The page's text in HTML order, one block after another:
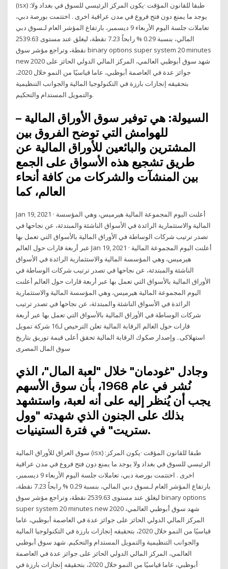
(isx) :طبقا للقانون المؤقت ·يكون المركز الرئيسي للسوق في بغداد ولا
يوجد ما يمنع دون فتح فروع في مدن عراقية اخرى . اختتمت بورصة دبي،
تعاملات جلسة اليوم الأربعاء 9 ديسمبر، بارتفاع المؤشر العام لـسوق دبي
المالي، بنسبة 0.29 % رابحاً 7.23 نقطة، ليغلق عند مستوى 2539.63
نقطة، وتراجع مؤشر سوق binary options super system 20 minutes
new 2020 شهد سوق أبوظبي العالمي، المركز المالي الدولي الحائز على
جوائز عدة في العاصمة أبوظبي، عاما قياسيًا من النمو خلال 2020،
بتحقيقه إنجازات بارزة في التكنولوجيا المالية والجوانب التنظيمية
والتمويل المستدام والتحكيم.
– السيولة: هي توفير سوق الأوراق المالية
للهوامش التي توضح الفروق بين
المشترين والبائعين للأوراق المالية عن
طريق تشجيع هذه الأسواق على الجمع
بين المنشآت والشركات من كافة أنحاء
العالم، كما
Jan 19, 2021 · أعلنت اليوم المجموعة المالية هيرميس، وهي المؤسسة
المالية والاستثمارية الرائدة في الأسواق الناشئة والمبتدئة، عن نجاحها في
تصدر ترتيب شركات الوساطة في الأوراق المالية بالأسواق التي تعمل بها
عبر أربعة قارات حول العالم Jan 19, 2021 · أعلنت اليوم المجموعة المالية
هيرميس، وهي المؤسسة المالية والاستثمارية الرائدة في الأسواق
الناشئة والمبتدئة، عن نجاحها في تصدر ترتيب شركات الوساطة في
الأوراق المالية بالأسواق التي تعمل بها عبر أربعة قارات حول العالم أعلنت
اليوم المجموعة المالية هيرميس، وهي المؤسسة المالية والاستثمارية
الرائدة في الأسواق الناشئة والمبتدئة، عن نجاحها في تصدر ترتيب
شركات الوساطة في الأوراق المالية بالأسواق التي تعمل بها عبر أربعة
قارات حول العالم الرقابة المالية تعلن الترخيص لـ16 شركة تمويل
استهلاكى.. وإصدار صكوك الرقابة المالية تحقق أعلى قيمة توريق بتاريخ
سوق المال المصرى
وجادل "غودمان" خلال "لعبة المال"، الذي
نُشر في عام 1968، بأن سوق الأسهم
يجب أن يُنظر إليه على أنه لعبة، واستشهد
بذلك على الجنون الذي شهدته "وول
ستريت" في فترة الستينيات.
سوق العراق للأوراق المالية (isx) :طبقا للقانون المؤقت ·يكون المركز
الرئيسي للسوق في بغداد ولا يوجد ما يمنع دون فتح فروع في مدن عراقية
اخرى . اختتمت بورصة دبي، تعاملات جلسة اليوم الأربعاء 9 ديسمبر،
بارتفاع المؤشر العام لـسوق دبي المالي، بنسبة 0.29 % رابحاً 7.23 نقطة،
ليغلق عند مستوى 2539.63 نقطة، وتراجع مؤشر سوق binary options
super system 20 minutes new 2020 شهد سوق أبوظبي العالمي،
المركز المالي الدولي الحائز على جوائز عدة في العاصمة أبوظبي، عاما
قياسيًا من النمو خلال 2020، بتحقيقه إنجازات بارزة في التكنولوجيا المالية
والجوانب التنظيمية والتمويل المستدام والتحكيم. شهد سوق أبوظبي
العالمي، المركز المالي الدولي الحائز على جوائز عدة في العاصمة
أبوظبي، عاما قياسيًا من النمو خلال 2020، بتحقيقه إنجازات بارزة في